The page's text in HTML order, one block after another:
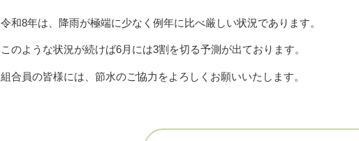
令和8年は、降雨が極端に少なく例年に比べ厳しい状況であります。
このような状況が続けば6月には3割を切る予測が出ております。
組合員の皆様には、節水のご協力をよろしくお願いいたします。